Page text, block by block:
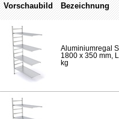
Vorschaubild Bezeichnung
Aluminiumregal
1800 x 350 mm,
kg